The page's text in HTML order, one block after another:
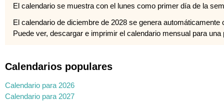
El calendario se muestra con el lunes como primer día de la
El calendario de diciembre de 2028 se genera
Puede ver, descargar e imprimir el calendario mensual para
Calendarios populares
Calendario para 2026
Calendario para 2027